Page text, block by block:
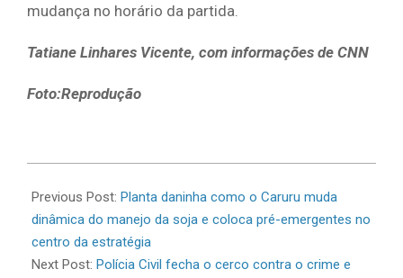
mudança no horário da partida.
Tatiane Linhares Vicente, com informações de CNN
Foto:Reprodução
07-
03
Previous Post: Planta daninha como o Caruru muda
dinâmica do manejo da soja e coloca pré-emergentes no
centro da estratégia
Next Post: Polícia Civil fecha o cerco contra o crime e